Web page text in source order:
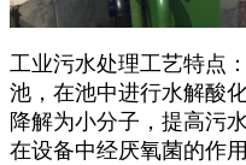
工业污水处理工艺特点
池，在池中进行水解酸
降解为小分子，提高污
在设备中经厌氧菌的作